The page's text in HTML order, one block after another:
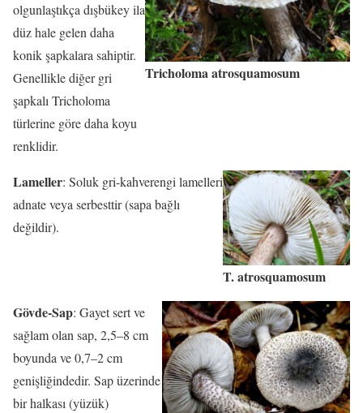
olgunlaştıkça dışbükey ila
düz hale gelen daha
konik şapkalara sahiptir.
Genellikle diğer gri
şapkalı Tricholoma
türlerine göre daha koyu
renklidir.
Tricholoma atrosquamosum
Lameller: Soluk gri-kahverengi lamelleri
adnate veya serbesttir (sapa bağlı
değildir).
T. atrosquamosum
Gövde-Sap: Gayet sert ve
sağlam olan sap, 2,5–8 cm
boyunda ve 0,7–2 cm
genişliğindedir. Sap üzerinde
bir halkası (yüzük)